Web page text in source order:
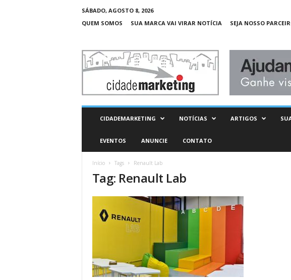
SÁBADO, AGOSTO 8, 2026
QUEM SOMOS
SUA MARCA VAI VIRAR NOTÍCIA SEJA NOSSO
C
d
CIDADEMARKETING NOTÍCIAS ARTIGOS
EVENTOS ANUNCIE CONTATO
Início Tags Renault Lab
Tag: Renault Lab